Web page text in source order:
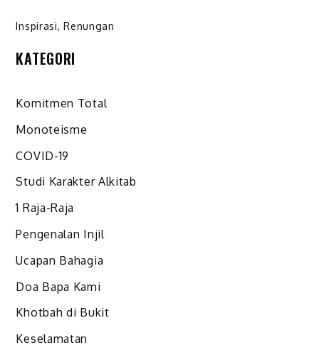
Inspirasi,Renungan
KATEGORI
Komitmen Total
Monoteisme
COVID-19
Studi Karakter Alkitab
1 Raja-Raja
Pengenalan Injil
Ucapan Bahagia
Doa Bapa Kami
Khotbah di Bukit
Keselamatan